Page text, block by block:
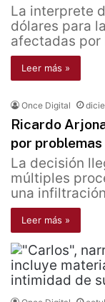
La interprete
dólares para
afectadas por
Leer más »
Once Digital
Ricardo
por
La decisión
múltiples
una
Leer más »